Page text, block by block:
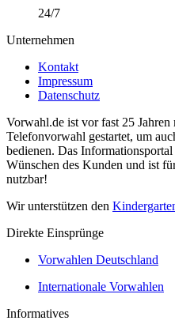
24/7
Unternehmen
Kontakt
Impressum
Datenschutz
Vorwahl.de ist vor fast 25 Jahren
Telefonvorwahl gestartet, um
bedienen. Das
Wünschen des Kunden und ist
nutzbar!
Wir unterstützen den
Direkte Einsprünge
Vorwahlen Deutschland
Internationale Vorwahlen
Informatives